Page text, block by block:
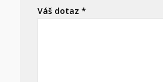
Váš dotaz *